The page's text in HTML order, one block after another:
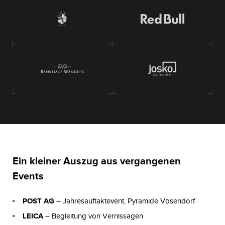
Ein kleiner Auszug aus vergangenen
Events
POST AG – Jahresauftaktevent, Pyramide Vösendorf
LEICA– Begleitung von Vernissagen